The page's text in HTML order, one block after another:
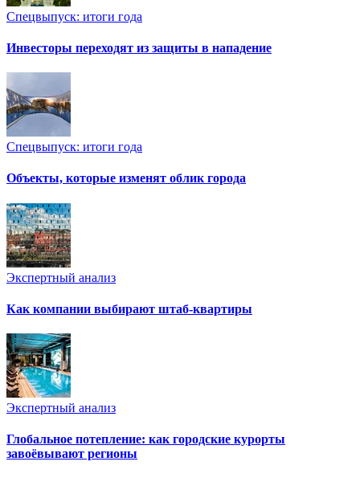
Спецвыпуск: итоги года
Инвесторы переходят из защиты в нападение
Спецвыпуск: итоги года
Объекты, которые изменят облик города
Экспертный анализ
Как компании выбирают штаб-квартиры
Экспертный анализ
Глобальное потепление: как городские курорты
завоёвывают регионы